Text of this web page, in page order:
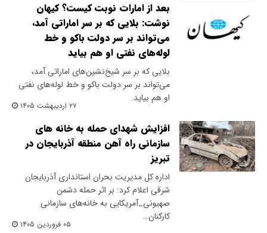
بعد از امارات نوبت کیست؟ کیهان
نوشت: بلایی که بر سر اماراتی آمد،
می‌تواند بر سر دولت باکو و خط
لوله‌های نفتی او هم بیاید
بلایی که بر سر شیخ‌نشین‌های اماراتی آمد،
می‌تواند بر سر دولت باکو و خط لوله‌های نفتی
او هم بیاید.
۲۷ اردیبهشت ۱۴۰۵
افزایش شهدای حمله به خانه های
سازمانی راه آهن منطقه آذربایجان در
تبریز
اداره کل مدیریت بحران استانداری آذربایجان
شرقی اعلام کرد: بر اثر حمله دشمن
صهیونی_آمریکایی به خانه‌های سازمانی
کارکنان…
۰۵ فروردین ۱۴۰۵